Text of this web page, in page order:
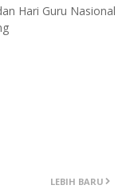
Hari Guru Nasional
LEBIH BARU